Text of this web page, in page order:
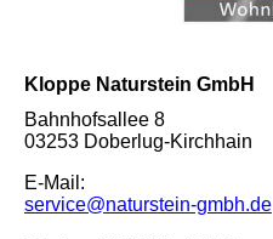
Kloppe Naturstein GmbH
Bahnhofsallee 8
03253 Doberlug-Kirchhain
E-Mail:
service@naturstein-gmbh.de